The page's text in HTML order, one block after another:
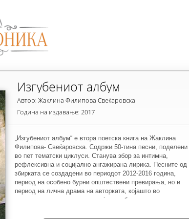
Изгубениот албум
Автор: Жаклина Филипова Свеќаровска
Година на издавање: 2017
„Изгубениот албум“ е втора поетска книга на Жаклина
Филипова- Свеќаровска. Содржи 50-тина песни, поделени
во пет тематски циклуси. Станува збор за интимна,
рефлексивна и социјално ангажирана лирика. Песните од
збирката се создадени во периодот 2012-2016 година,
период на особено бурни општествени превирања, но и
период на лична драма на авторката, којашто во
споменатиот период има извојувано битка за сопствениот
моменти и мотиви се проткајуваат низ збирката насловена